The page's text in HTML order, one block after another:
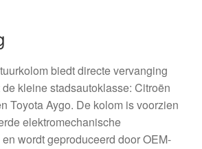
biedt directe vervanging
kleine stadsautoklasse: Citroën
Toyota Aygo. De kolom is voorzien
elektromechanische
wordt geproduceerd door OEM-